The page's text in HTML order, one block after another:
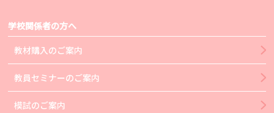
学校関係者の方へ
教材購入のご案内
教員セミナーのご案内
模試のご案内